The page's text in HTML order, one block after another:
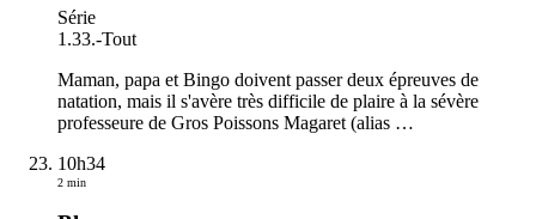
Série
1.33.-Tout
Maman, papa et Bingo doivent passer deux épreuves de
natation, mais il s'avère très difficile de plaire à la sévère
professeure de Gros Poissons Magaret (alias …
10h34
2 min